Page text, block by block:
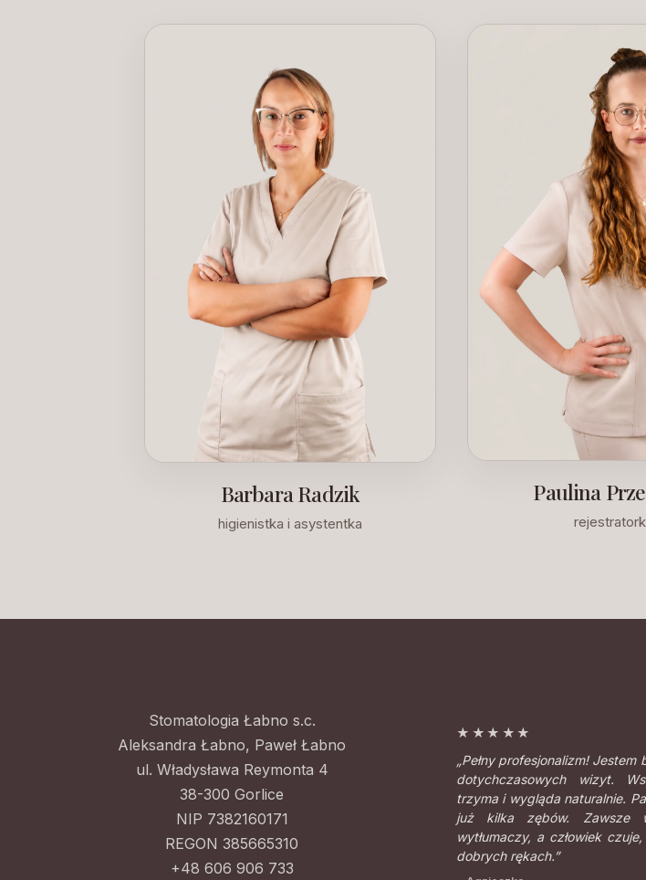
Barbara Radzik
higienistka i asystentka
Paulina
Stomatologia Łabno s.c.
Aleksandra Łabno, Paweł Łabno
ul. Władysława Reymonta 4
38-300 Gorlice
NIP 7382160171
REGON 385665310
+48 606 906 733
★★★★★
„Pełny profesjonalizm!
dotychczasowych wizyt.
trzyma i wygląda naturalnie.
już kilka zębów. Zawsze
wytłumaczy, a człowiek
dobrych rękach.”